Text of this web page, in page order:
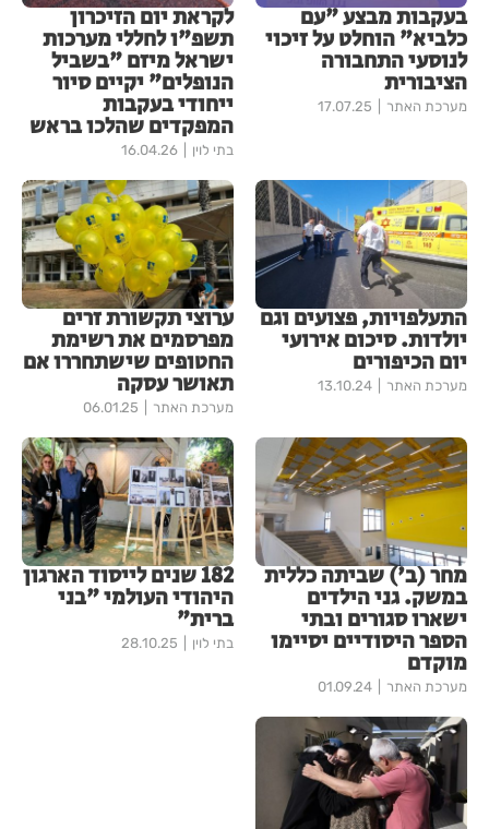
בעקבות מבצע "עם
כלביא" הוחלט על זיכוי
לנוסעי התחבורה
הציבורית
מערכת האתר 17.07.25
לקראת יום הזיכרון
תשפ"ו לחללי מערכות
ישראל מיזם "בשביל
הנופלים" יקיים סיור
ייחודי בעקבות
המפקדים שהלכו בראש
בתי לוין 16.04.26
התעלפויות, פצועים וגם
יולדות. סיכום אירועי
יום הכיפורים
מערכת האתר 13.10.24
ערוצי תקשורת זרים
מפרסמים את רשימת
החטופים שישתחררו אם
תאושר עסקה
מערכת האתר 06.01.25
מחר (ב') שביתה כללית
במשק. גני הילדים
ישארו סגורים ובתי
הספר היסודיים יסיימו
מוקדם
מערכת האתר 01.09.24
182 שנים לייסוד הארגון
היהודי העולמי "בני
ברית"
בתי לוין 28.10.25